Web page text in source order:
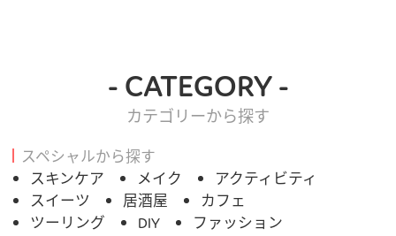
- CATEGORY -
カテゴリーから探す
スペシャルから探す
スキンケア メイク
アクティビティ
スイーツ
居酒屋
カフェ
ツーリング
DIY
ファッション